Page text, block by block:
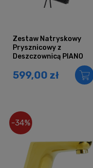
Zestaw Natryskowy
Prysznicowy z
Deszczownicą PIANO
599,00 zł
-34%